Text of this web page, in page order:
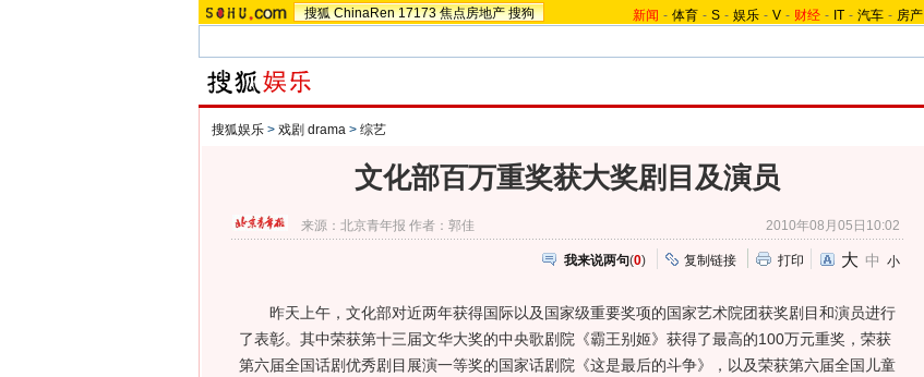
搜狐 ChinaRen 17173 焦点房地产 搜狗 新闻 - 体育 - S - 娱乐 - V - 财经 - IT - 汽车 - 房产
搜狐娱乐 > 戏剧 drama > 综艺
文化部百万重奖获大奖剧目及演员
来源：北京青年报 作者：郭佳 2010年08月05日10:02
我来说两句(0) 复制链接 打印 大 中 小
昨天上午，文化部对近两年获得国际以及国家级重要奖项的国家艺术院团获奖剧目和演员进行
了表彰。其中荣获第十三届文华大奖的中央歌剧院《霸王别姬》获得了最高的100万元重奖，荣获
第六届全国话剧优秀剧目展演一等奖的国家话剧院《这是最后的斗争》，以及荣获第六届全国儿童